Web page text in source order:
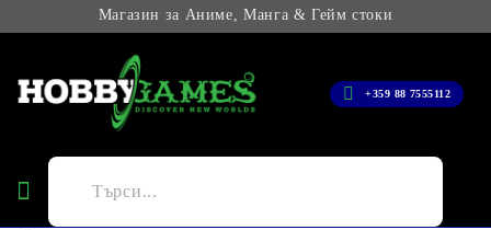
Магазин за Аниме, Манга & Гейм стоки
+359 88 7555112